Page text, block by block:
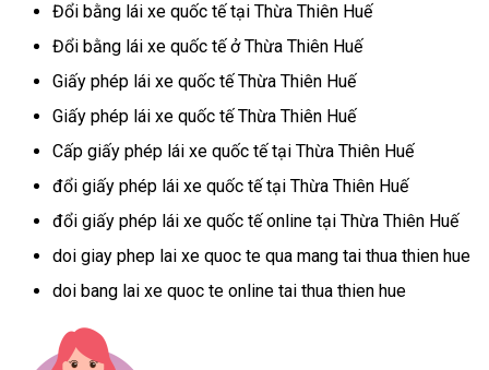
Đổi bằng lái xe quốc tế tại Thừa Thiên Huế
Đổi bằng lái xe quốc tế ở Thừa Thiên Huế
Giấy phép lái xe quốc tế Thừa Thiên Huế
Giấy phép lái xe quốc tế Thừa Thiên Huế
Cấp giấy phép lái xe quốc tế tại Thừa Thiên Huế
đổi giấy phép lái xe quốc tế tại Thừa Thiên Huế
đổi giấy phép lái xe quốc tế online tại Thừa Thiên Huế
doi giay phep lai xe quoc te qua mang tai thua thien hue
doi bang lai xe quoc te online tai thua thien hue